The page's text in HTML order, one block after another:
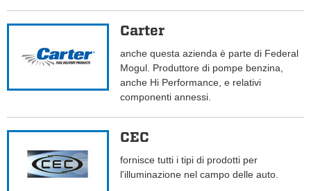
Carter
anche questa azienda è parte di Federal
Mogul. Produttore di pompe benzina,
anche Hi Performance, e relativi
componenti annessi.
CEC
fornisce tutti i tipi di prodotti per
l'illuminazione nel campo delle auto.